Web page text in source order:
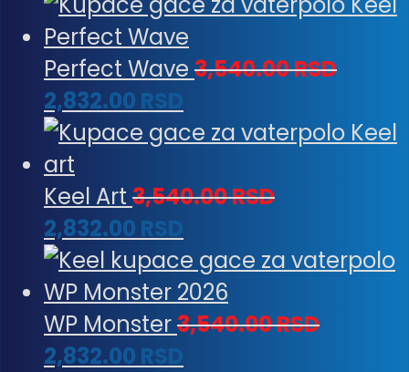
Perfect Wave 3,540.00RSD
2,832.00 RSD
Keel Art 3,540.00RSD
2,832.00 RSD
WP Monster3,540.00RSD
2,832.00 RSD